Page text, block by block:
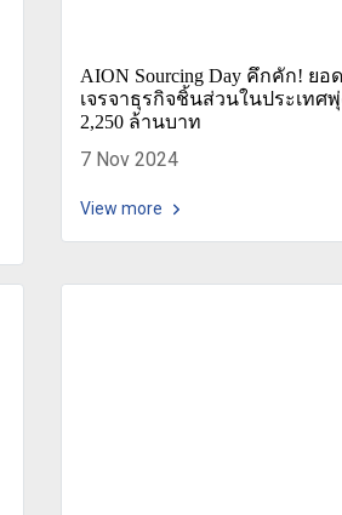
AION Sourcing Day คึกคัก! ยอด
เจรจาธุรกิจชิ้นส่วนในประเทศพุ่
2,250 ล้านบาท
7 Nov 2024
View more